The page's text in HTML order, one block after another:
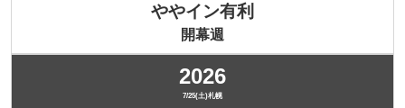
ややイン有利
開幕週
2026
7/25(土)札幌